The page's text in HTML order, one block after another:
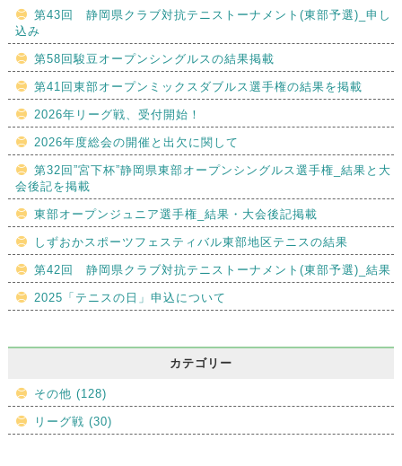
第43回 静岡県クラブ対抗テニストーナメント(東部予選)_申し
込み
第58回駿豆オープンシングルスの結果掲載
第41回東部オープンミックスダブルス選手権の結果を掲載
2026年リーグ戦、受付開始！
2026年度総会の開催と出欠に関して
第32回”宮下杯”静岡県東部オープンシングルス選手権_結果と大
会後記を掲載
東部オープンジュニア選手権_結果・大会後記掲載
しずおかスポーツフェスティバル東部地区テニスの結果
第42回 静岡県クラブ対抗テニストーナメント(東部予選)_結果
2025「テニスの日」申込について
カテゴリー
その他 (128)
リーグ戦 (30)